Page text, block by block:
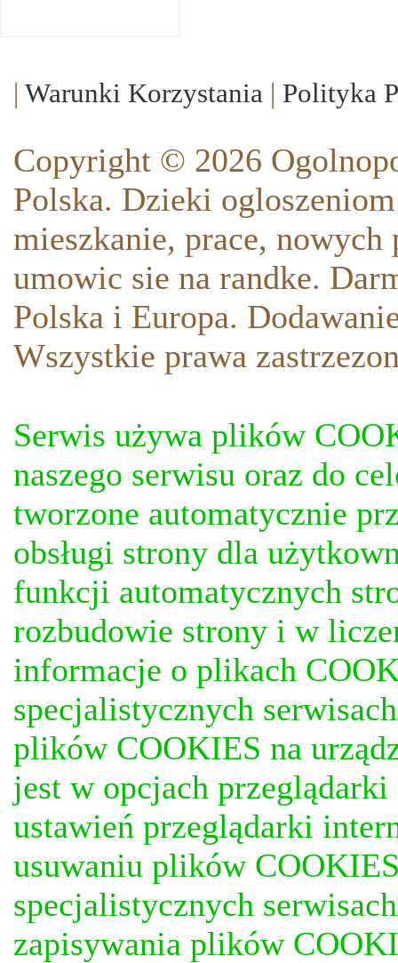
| Warunki Korzystania | Polityka
Copyright © 2026
Polska. Dzieki
mieszkanie, prace,
umowic sie na randke.
Polska i Europa.
Wszystkie prawa
Serwis używa plików
naszego serwisu oraz do
tworzone automatycznie
obsługi strony dla
funkcji automatycznych
rozbudowie strony i w
informacje o plikach
specjalistycznych
plików COOKIES na
jest w opcjach
ustawień przeglądarki
usuwaniu plików
specjalistycznych
zapisywania plików